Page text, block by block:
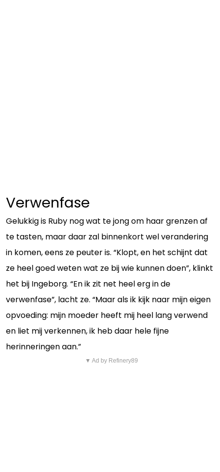
Verwenfase
Gelukkig is Ruby nog wat te jong om haar grenzen af
te tasten, maar daar zal binnenkort wel verandering
in komen, eens ze peuter is. “Klopt, en het schijnt dat
ze heel goed weten wat ze bij wie kunnen doen”, klinkt
het bij Ingeborg. “En ik zit net heel erg in de
verwenfase”, lacht ze. “Maar als ik kijk naar mijn eigen
opvoeding: mijn moeder heeft mij heel lang verwend
en liet mij verkennen, ik heb daar hele fijne
herinneringen aan.”
▼ Ad by Refinery89